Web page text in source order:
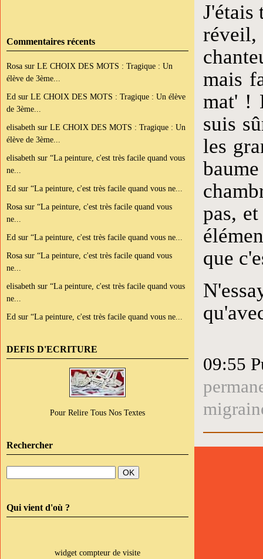
Commentaires récents
Rosa sur LE CHOIX DES MOTS : Tragique : Un
élève de 3ème...
Ed sur LE CHOIX DES MOTS : Tragique : Un élève
de 3ème...
elisabeth sur LE CHOIX DES MOTS : Tragique : Un
élève de 3ème...
elisabeth sur “La peinture, c'est très facile quand vous
ne...
Ed sur “La peinture, c'est très facile quand vous ne...
Rosa sur “La peinture, c'est très facile quand vous
ne...
Ed sur “La peinture, c'est très facile quand vous ne...
Rosa sur “La peinture, c'est très facile quand vous
ne...
elisabeth sur “La peinture, c'est très facile quand vous
ne...
Ed sur “La peinture, c'est très facile quand vous ne...
DEFIS D'ECRITURE
Pour Relire Tous Nos Textes
Rechercher
Qui vient d'où ?
widget compteur de visite
J'étais
mais
mat' !
suis
les
pas,
que
09:55